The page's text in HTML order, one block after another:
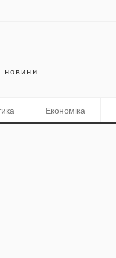
новини
Економіка